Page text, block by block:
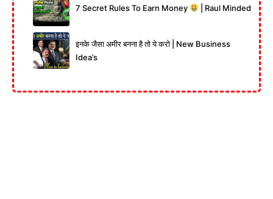
7 Secret Rules To Earn Money | Raul Minded
इनके जैसा अमीर बनना है तो ये करो | New Business
Idea’s